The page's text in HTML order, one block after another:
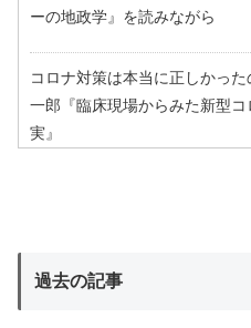
ーの地政学』を読みながら
コロナ対策は本当に正しかっ
一郎『臨床現場からみた新型コ
実』
過去の記事